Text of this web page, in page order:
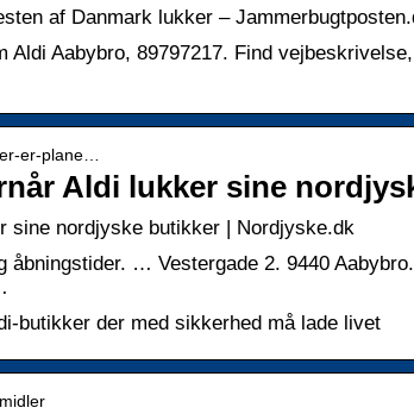
af Danmark lukker –
Aldi Aabybro, 89797217. Find
er-plane…
Aldi lukker sine
sine nordjyske butikker | Nordjyske.dk
… Vestergade 2. 9440
butikker der med sikkerhed må lade livet